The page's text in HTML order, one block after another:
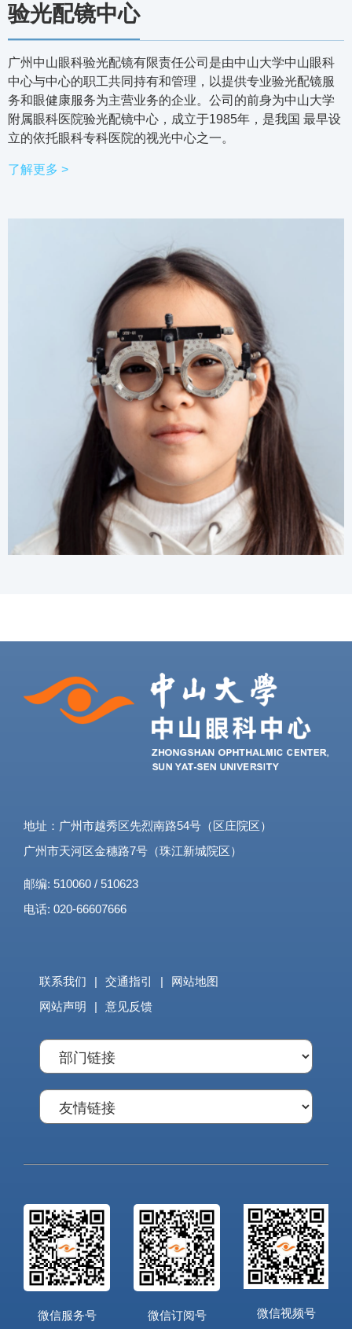
验光配镜中心
广州中山眼科验光配镜有限责任公司是由中山大学中山眼科
中心与中心的职工共同持有和管理，以提供专业验光配镜服
务和眼健康服务为主营业务的企业。公司的前身为中山大学
附属眼科医院验光配镜中心，成立于1985年，是我国 最早设
立的依托眼科专科医院的视光中心之一。
了解更多 >
地址：广州市越秀区先烈南路54号（区庄院区）
广州市天河区金穗路7号（珠江新城院区）
邮编: 510060 / 510623
电话: 020-66607666
联系我们 | 交通指引 |
网站地图
网站声明
| 意见反馈
微信服务号 微信订阅号 微信视频号